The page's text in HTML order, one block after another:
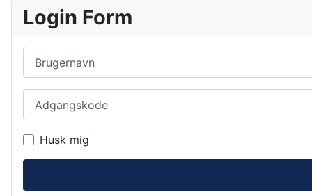
Login Form
Husk mig